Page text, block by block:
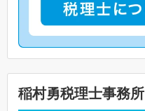
稲村勇税理士事務所